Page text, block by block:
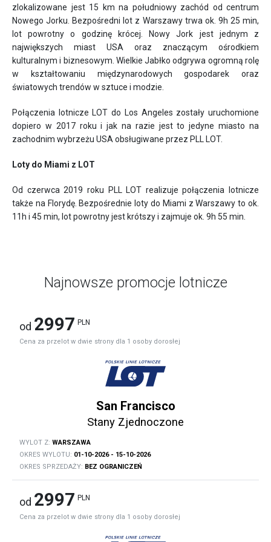
zlokalizowane jest 15 km na południowy zachód od centrum
Nowego Jorku. Bezpośredni lot z Warszawy trwa ok. 9h 25 min,
lot powrotny o godzinę krócej. Nowy Jork jest jednym z
największych miast USA oraz znaczącym ośrodkiem
kulturalnym i biznesowym. Wielkie Jabłko odgrywa ogromną rolę
w kształtowaniu międzynarodowych gospodarek oraz
światowych trendów w sztuce i modzie.
Połączenia lotnicze LOT do Los Angeles zostały uruchomione
dopiero w 2017 roku i jak na razie jest to jedyne miasto na
zachodnim wybrzeżu USA obsługiwane przez PLL LOT.
Loty do Miami z LOT
Od czerwca 2019 roku PLL LOT realizuje połączenia lotnicze
także na Florydę. Bezpośrednie loty do Miami z Warszawy to ok.
11h i 45 min, lot powrotny jest krótszy i zajmuje ok. 9h 55 min.
Najnowsze promocje lotnicze
od 2997 PLN
Cena za przelot w dwie strony dla 1 osoby dorosłej
San Francisco
Stany Zjednoczone
WYLOT Z: WARSZAWA
OKRES WYLOTU: 01-10-2026 - 15-10-2026
OKRES SPRZEDAŻY: BEZ OGRANICZEŃ
od 2997 PLN
Cena za przelot w dwie strony dla 1 osoby dorosłej